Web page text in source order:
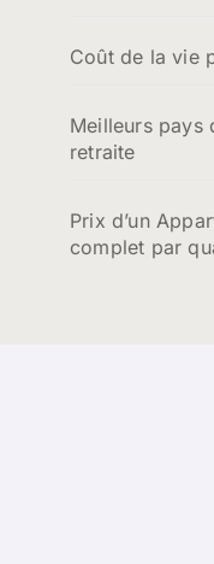
Coût de la vie
Meilleurs pays
retraite
Prix d’un
complet par